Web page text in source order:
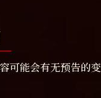
可能会有无预告的变